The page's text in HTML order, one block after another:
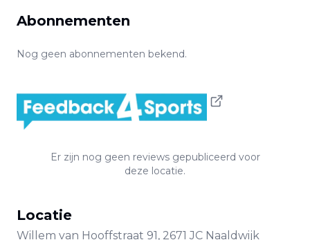
Abonnementen
Nog geen abonnementen bekend.
Er zijn nog geen reviews gepubliceerd voor
deze locatie.
Locatie
Willem van Hooffstraat 91, 2671 JC Naaldwijk